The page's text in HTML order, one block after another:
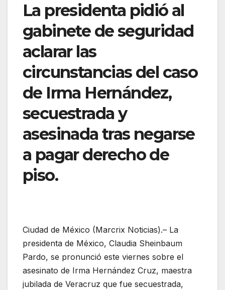
La presidenta pidió al
gabinete de seguridad
aclarar las
circunstancias del caso
de Irma Hernández,
secuestrada y
asesinada tras negarse
a pagar derecho de
piso.
Ciudad de México (Marcrix Noticias).– La
presidenta de México, Claudia Sheinbaum
Pardo, se pronunció este viernes sobre el
asesinato de Irma Hernández Cruz, maestra
jubilada de Veracruz que fue secuestrada,